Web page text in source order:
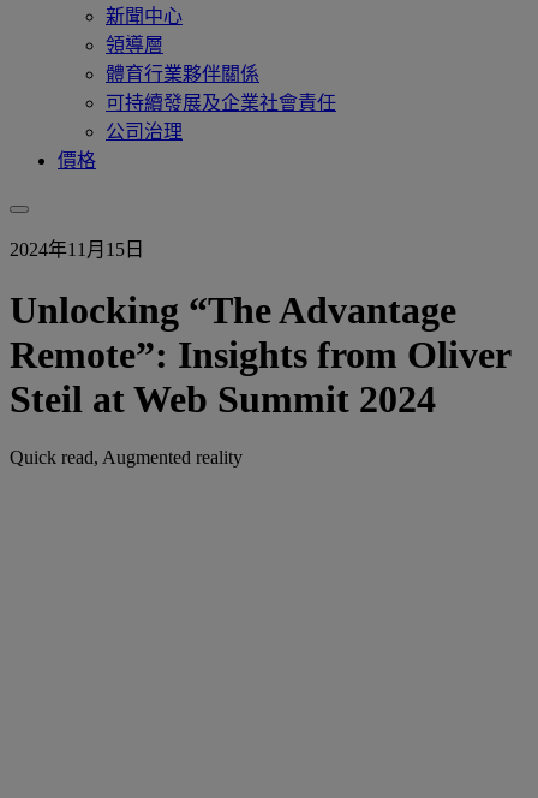
新聞中心
領導層
體育行業夥伴關係
可持續發展及企業社會責任
公司治理
價格
2024年11月15日
Unlocking “The Advantage
Remote”: Insights from Oliver
Steil at Web Summit 2024
Quick read, Augmented reality